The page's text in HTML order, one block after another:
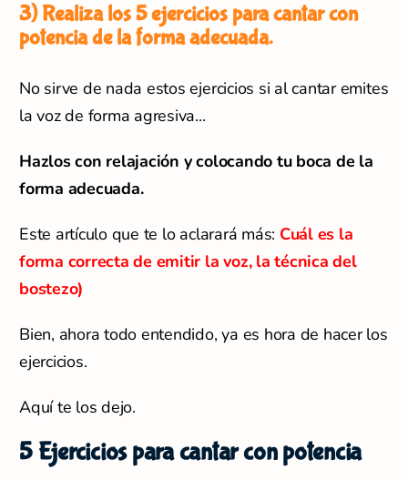
3) Realiza los 5 ejercicios para cantar con
potencia de la forma adecuada.
No sirve de nada estos ejercicios si al cantar emites
la voz de forma agresiva...
Hazlos con relajación y colocando tu boca de la
forma adecuada.
Este artículo que te lo aclarará más: Cuál es la
forma correcta de emitir la voz, la técnica del
bostezo)
Bien, ahora todo entendido, ya es hora de hacer los
ejercicios.
Aquí te los dejo.
5 Ejercicios para cantar con potencia